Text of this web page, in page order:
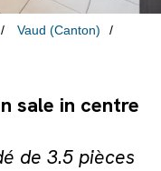
Vaud (Canton)
sale in centre
de 3.5 pièces